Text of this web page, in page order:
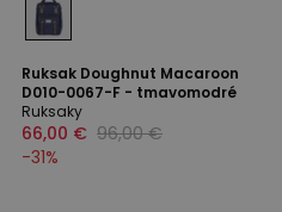
Ruksak Doughnut Macaroon
D010-0067-F - tmavomodré
Ruksaky
66,00 € 96,00 €
-31%